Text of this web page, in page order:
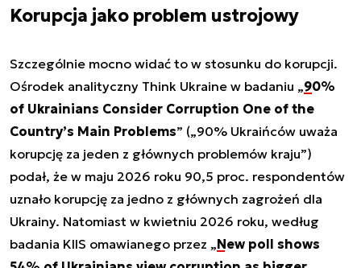
Korupcja jako problem ustrojowy
Szczególnie mocno widać to w stosunku do korupcji.
Ośrodek analityczny Think Ukraine w badaniu „90%
of Ukrainians Consider Corruption One of the
Country’s Main Problems” („90% Ukraińców uważa
korupcję za jeden z głównych problemów kraju”)
podał, że w maju 2026 roku 90,5 proc. respondentów
uznało korupcję za jedno z głównych zagrożeń dla
Ukrainy. Natomiast w kwietniu 2026 roku, według
badania KIIS omawianego przez „New poll shows